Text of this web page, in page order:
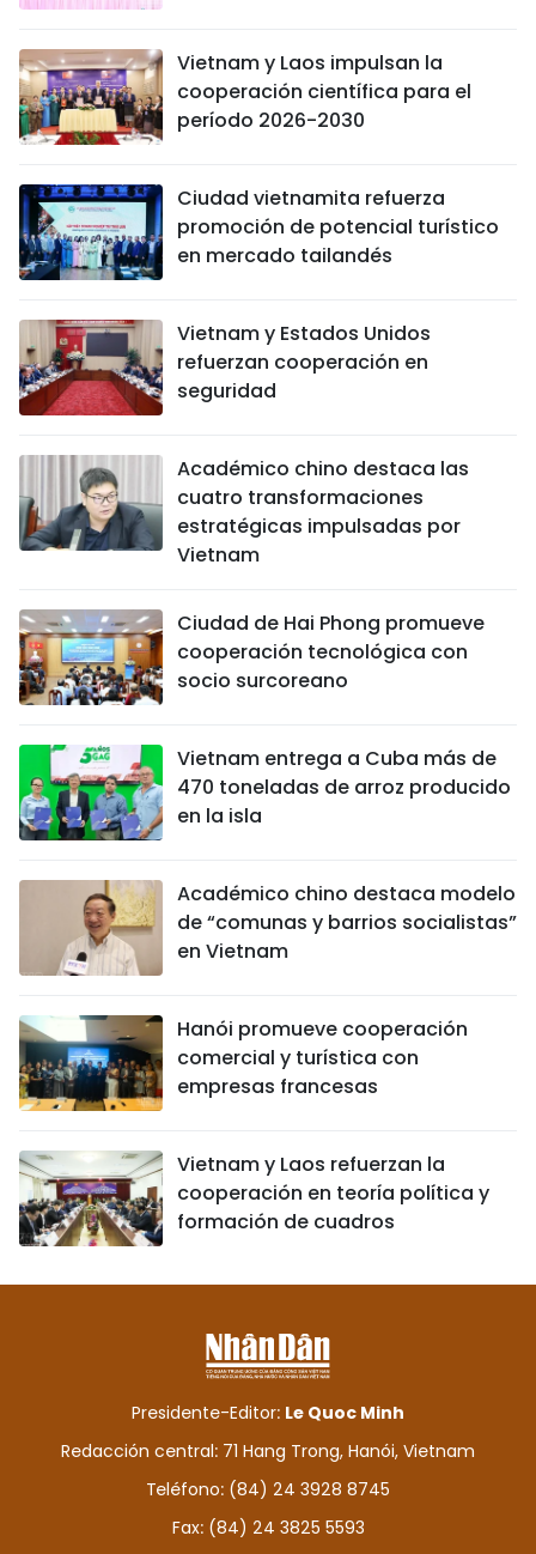
Vietnam y Laos impulsan la
cooperación científica para el
período 2026-2030
Ciudad vietnamita refuerza
promoción de potencial turístico
en mercado tailandés
Vietnam y Estados Unidos
refuerzan cooperación en
seguridad
Académico chino destaca las
cuatro transformaciones
estratégicas impulsadas por
Vietnam
Ciudad de Hai Phong promueve
cooperación tecnológica con
socio surcoreano
Vietnam entrega a Cuba más de
470 toneladas de arroz producido
en la isla
Académico chino destaca modelo
de “comunas y barrios socialistas”
en Vietnam
Hanói promueve cooperación
comercial y turística con
empresas francesas
Vietnam y Laos refuerzan la
cooperación en teoría política y
formación de cuadros
Presidente-Editor: Le Quoc Minh
Redacción central: 71 Hang Trong, Hanói, Vietnam
Teléfono: (84) 24 3928 8745
Fax: (84) 24 3825 5593